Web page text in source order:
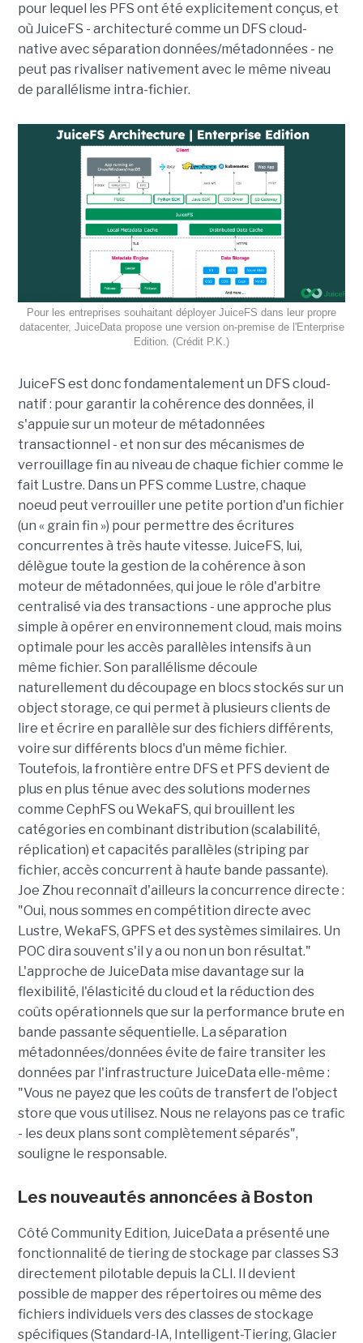
pour lequel les PFS ont été explicitement conçus, et
où JuiceFS - architecturé comme un DFS cloud-
native avec séparation données/métadonnées - ne
peut pas rivaliser nativement avec le même niveau
de parallélisme intra-fichier.
Pour les entreprises souhaitant déployer JuiceFS dans leur propre
datacenter, JuiceData propose une version on-premise de l'Enterprise
Edition. (Crédit P.K.)
JuiceFS est donc fondamentalement un DFS cloud-
natif : pour garantir la cohérence des données, il
s'appuie sur un moteur de métadonnées
transactionnel - et non sur des mécanismes de
verrouillage fin au niveau de chaque fichier comme le
fait Lustre. Dans un PFS comme Lustre, chaque
noeud peut verrouiller une petite portion d'un fichier
(un « grain fin ») pour permettre des écritures
concurrentes à très haute vitesse. JuiceFS, lui,
délègue toute la gestion de la cohérence à son
moteur de métadonnées, qui joue le rôle d'arbitre
centralisé via des transactions - une approche plus
simple à opérer en environnement cloud, mais moins
optimale pour les accès parallèles intensifs à un
même fichier. Son parallélisme découle
naturellement du découpage en blocs stockés sur un
object storage, ce qui permet à plusieurs clients de
lire et écrire en parallèle sur des fichiers différents,
voire sur différents blocs d'un même fichier.
Toutefois, la frontière entre DFS et PFS devient de
plus en plus ténue avec des solutions modernes
comme CephFS ou WekaFS, qui brouillent les
catégories en combinant distribution (scalabilité,
réplication) et capacités parallèles (striping par
fichier, accès concurrent à haute bande passante).
Joe Zhou reconnaît d'ailleurs la concurrence directe :
"Oui, nous sommes en compétition directe avec
Lustre, WekaFS, GPFS et des systèmes similaires. Un
POC dira souvent s'il y a ou non un bon résultat."
L'approche de JuiceData mise davantage sur la
flexibilité, l'élasticité du cloud et la réduction des
coûts opérationnels que sur la performance brute en
bande passante séquentielle. La séparation
métadonnées/données évite de faire transiter les
données par l'infrastructure JuiceData elle-même :
"Vous ne payez que les coûts de transfert de l'object
store que vous utilisez. Nous ne relayons pas ce trafic
- les deux plans sont complètement séparés",
souligne le responsable.
Les nouveautés annoncées à Boston
Côté Community Edition, JuiceData a présenté une
fonctionnalité de tiering de stockage par classes S3
directement pilotable depuis la CLI. Il devient
possible de mapper des répertoires ou même des
fichiers individuels vers des classes de stockage
spécifiques (Standard-IA, Intelligent-Tiering, Glacier